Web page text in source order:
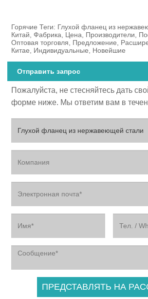
Горячие Теги: Глухой фланец из
Китай, Фабрика, Цена, Производители,
Оптовая торговля, Предложение,
Китае, Индивидуальные, Новейшие
Отправить запрос
Пожалуйста, не стесняйтесь дать
форме ниже. Мы ответим вам в